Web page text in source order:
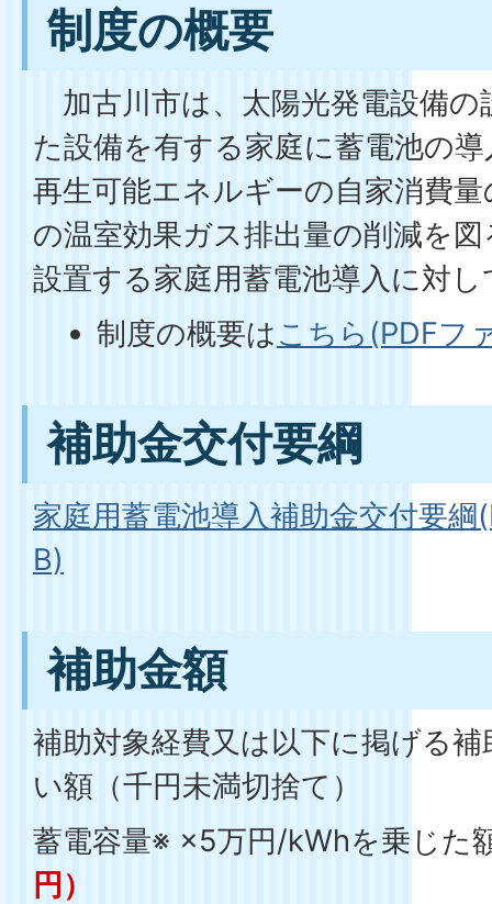
制度の概要
加古川市は、太陽光発電設備の
た設備を有する家庭に蓄電池の
再生可能エネルギーの自家消費
の温室効果ガス排出量の削減を
設置する家庭用蓄電池導入に対
制度の概要はこちら(PDFフ
補助金交付要綱
家庭用蓄電池導入補助金交付要
B)
補助金額
補助対象経費又は以下に掲げる
い額（千円未満切捨て）
蓄電容量※ ×5万円/kWhを乗じた
円）